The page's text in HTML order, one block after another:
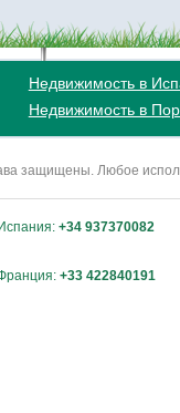
Недвижимость в
Недвижимость в
защищены. Любое
Испания: +34 937370082
+33 422840191